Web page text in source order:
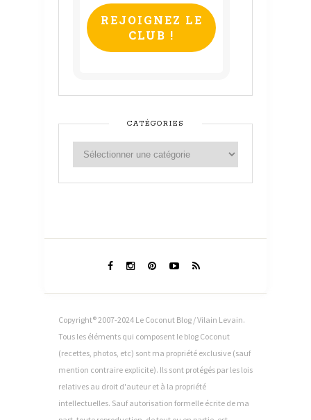
*
CATÉGORIES
Copyright® 2007-2024 Le Coconut Blog / Vilain Levain.
Tous les éléments qui composent le blog Coconut
(recettes, photos, etc) sont ma propriété exclusive (sauf
mention contraire explicite). Ils sont protégés par les lois
relatives au droit d'auteur et à la propriété
intellectuelles. Sauf autorisation formelle écrite de ma